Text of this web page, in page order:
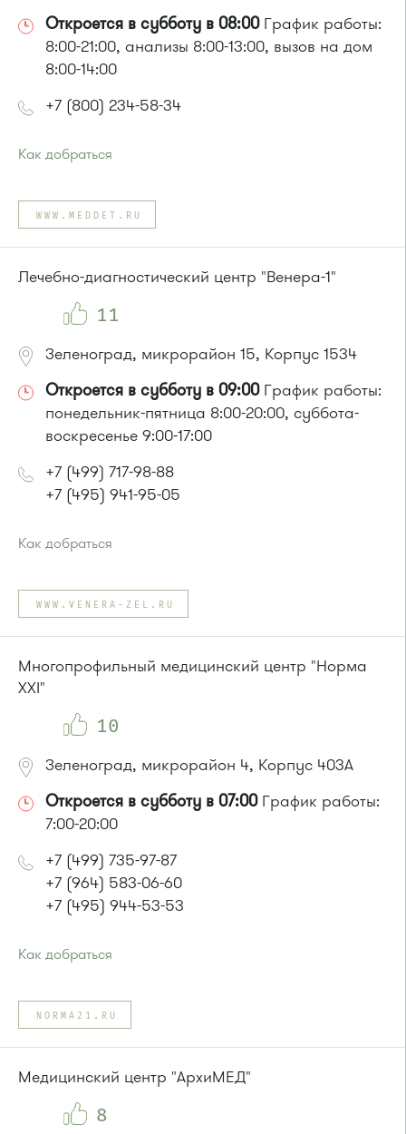
Откроется в субботу в 08:00График работы:
8:00-21:00, анализы 8:00-13:00, вызов на дом
8:00-14:00
+7 (800) 234-58-34
Как добраться
Автобусы № 2, 3, 9, 11, 19, 31, 32.
Маршрутка № 409м, 419м
или до остановки"Товары для дома":
Маршрутка № 408м, 419м, 476м
WWW.MEDDET.RU
Лечебно-диагностический центр "Венера-1"
11
Зеленоград, микрорайон 15, Корпус 1534
Откроется в субботу в 09:00График работы:
понедельник-пятница 8:00-20:00, суббота-
воскресенье 9:00-17:00
+7 (499) 717-98-88
+7 (495) 941-95-05
Как добраться
Автобусы № 14, 17, 18, 19, 20, 357, 374, 400к, 495, 497.
Маршрутка № 164, 417м, 419м, 479м, 495, 497
или до остановки"Школа искусств":
Маршрутка № 164, 417м, 419м, 476м, 479м
WWW.VENERA-ZEL.RU
Многопрофильный медицинский центр "Норма
XXI"
10
Зеленоград, микрорайон 4, Корпус 403А
Откроется в субботу в 07:00График работы:
7:00-20:00
+7 (499) 735-97-87
+7 (964) 583-06-60
+7 (495) 944-53-53
Как добраться
Автобусы № 1, 3, 8, 11, 19, 29, 32.
Маршрутка № 408м, 419м, 476м
или до остановки
Автобусы № 1, 3, 6, 7, 8, 10, 11, 12, 29, 32.
NORMA21.RU
Медицинский центр "АрхиМЕД"
8